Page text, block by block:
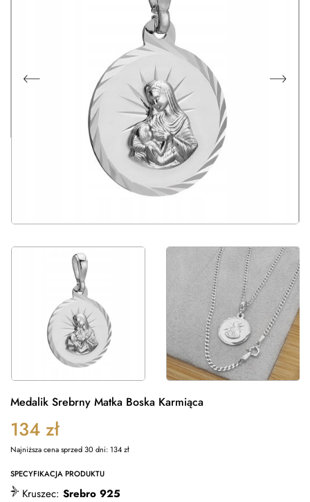
Medalik Srebrny Matka Boska Karmiąca
134 zł
Najniższa cena sprzed 30 dni:134zł
SPECYFIKACJA PRODUKTU
Kruszec: Srebro 925